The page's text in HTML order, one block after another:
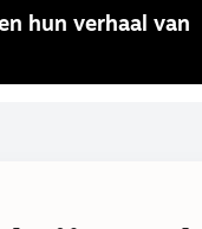
hun verhaal van